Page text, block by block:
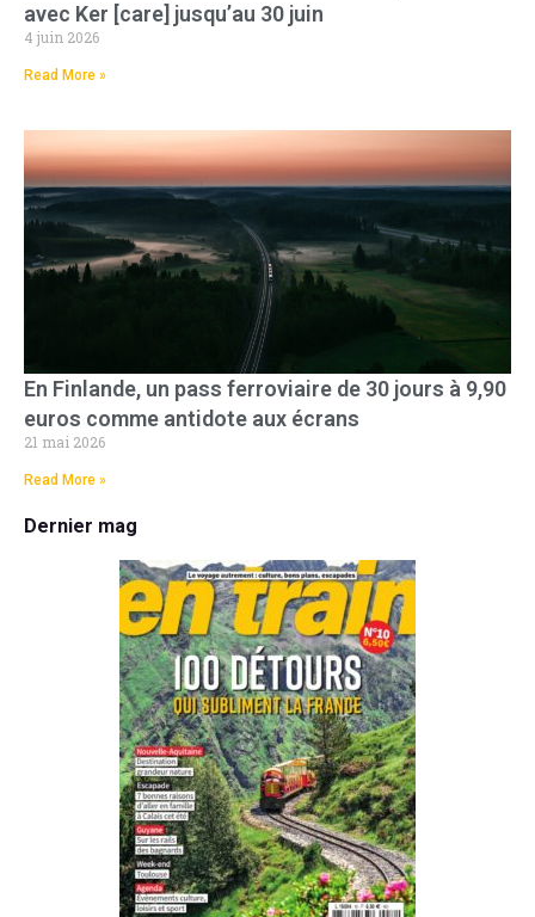
avec Ker [care] jusqu’au 30 juin
4 juin 2026
Read More »
En Finlande, un pass ferroviaire de 30 jours à 9,90
euros comme antidote aux écrans
21 mai 2026
Read More »
Dernier mag